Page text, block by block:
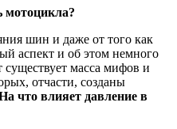
мотоцикла?
шин и даже от того как
аспект и об этом немного
существует масса мифов и
отчасти, созданы
что влияет давление в